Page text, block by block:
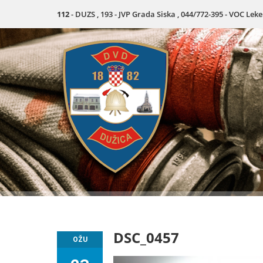
112- DUZS , 193 - JVP Grada Siska , 044/772-395 - VOC
OŽU DSC_0457